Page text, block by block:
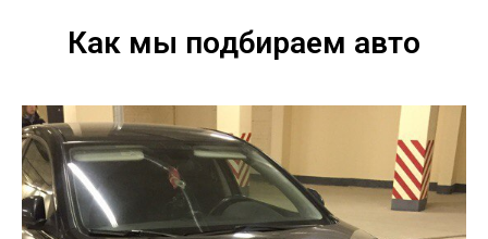
Как мы подбираем авто